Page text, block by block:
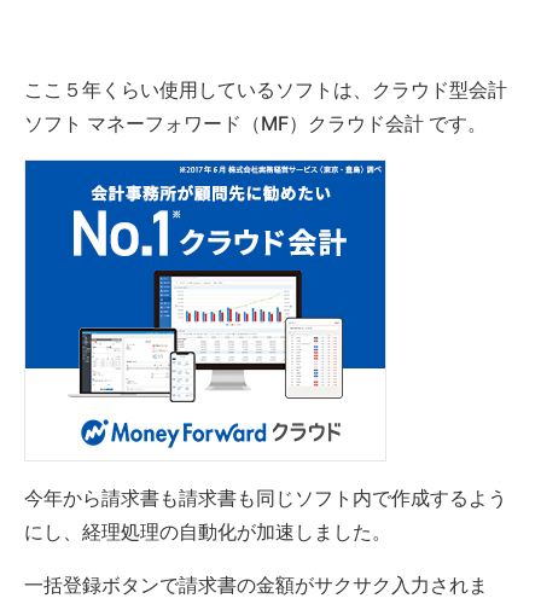
ここ５年くらい使用しているソフトは、クラウド型会計
ソフト マネーフォワード（MF）クラウド会計 です。
今年から請求書も請求書も同じソフト内で作成するよう
にし、経理処理の自動化が加速しました。
一括登録ボタンで請求書の金額がサクサク入力されま